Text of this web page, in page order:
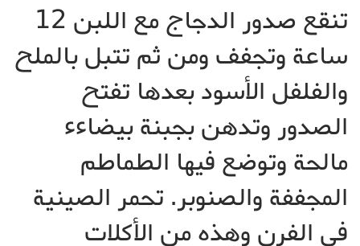
تنقع صدور الدجاج مع اللبن 12
ساعة وتجفف ومن ثم تتبل بالملح
والفلفل الأسود بعدها تفتح
الصدور وتدهن بجبنة بيضاءء
مالحة وتوضع فيها الطماطم
المجففة والصنوبر. تحمر الصينية
في الفرن وهذه من الأكلات